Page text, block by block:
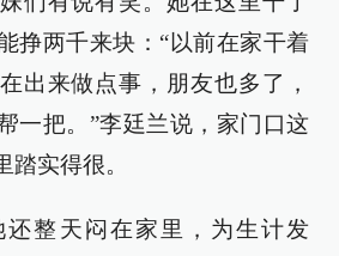
挣两千来块：“以前在家干着
出来做点事，朋友也多了，
一把。”李廷兰说，家门口这
踏实得很。
整天闷在家里，为生计发